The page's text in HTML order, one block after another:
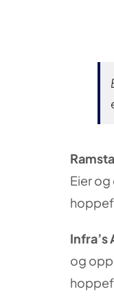
Eier
Infra’s
og